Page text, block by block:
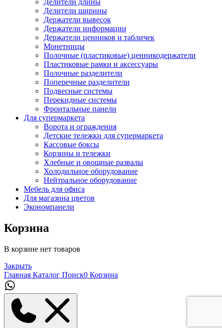
Делители длины
Делители ширины
Держатели вывесок
Держатели информации
Держатели ценников и табличек
Монетницы
Полочные (пластиковые) ценникодержатели
Пластиковые рамки и аксессуары
Полочные разделители
Поперечные разделители
Подвесные системы
Перекидные системы
Фронтальные панели
Для супермаркета
Ворота и ограждения
Детские тележки для супермаркета
Кассовые боксы
Корзины и тележки
Хлебные и овощные развалы
Холодильное оборудование
Нейтральное оборудование
Мебель для офиса
Для магазина цветов
Экономпанели
Корзина
В корзине нет товаров
Закрыть
Главная Каталог Поиск0 Корзина